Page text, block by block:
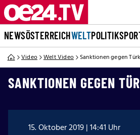
NEWSÖSTERREICHWELTPOLITIK
Video Welt Video Sanktionen gegen
SANKTIONEN GEGEN
15. Oktober 2019 | 14:41 Uhr